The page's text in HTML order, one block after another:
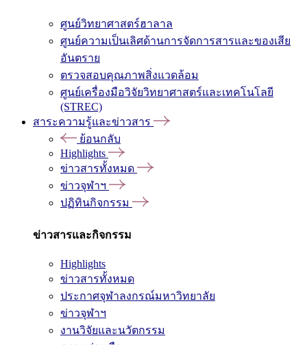
ศูนย์วิทยาศาสตร์ฮาลาล
ศูนย์ความเป็นเลิศด้านการจัดการสารและของเสีย
อันตราย
ตรวจสอบคุณภาพสิ่งแวดล้อม
ศูนย์เครื่องมือวิจัยวิทยาศาสตร์และเทคโนโลยี
(STREC)
สาระความรู้และข่าวสาร
ย้อนกลับ
Highlights
ข่าวสารทั้งหมด
ข่าวจุฬาฯ
ปฏิทินกิจกรรม
ข่าวสารและกิจกรรม
Highlights
ข่าวสารทั้งหมด
ประกาศจุฬาลงกรณ์มหาวิทยาลัย
ข่าวจุฬาฯ
งานวิจัยและนวัตกรรม